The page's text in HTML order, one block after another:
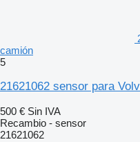
camión
5
21621062 sensor para
500 € Sin IVA
Recambio - sensor
21621062